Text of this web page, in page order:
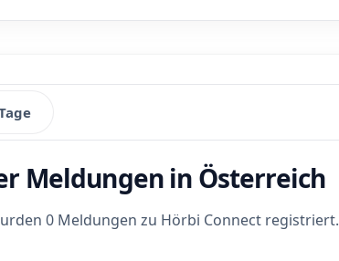
Meldungen in Österreich
0 Meldungen zu Hörbi Connect registriert.